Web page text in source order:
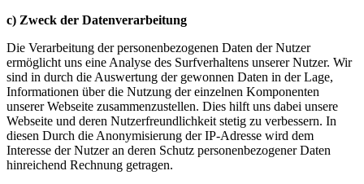
c) Zweck der Datenverarbeitung
Die Verarbeitung der personenbezogenen Daten der Nutzer
ermöglicht uns eine Analyse des Surfverhaltens unserer Nutzer. Wir
sind in durch die Auswertung der gewonnen Daten in der Lage,
Informationen über die Nutzung der einzelnen Komponenten
unserer Webseite zusammenzustellen. Dies hilft uns dabei unsere
Webseite und deren Nutzerfreundlichkeit stetig zu verbessern. In
diesen Durch die Anonymisierung der IP-Adresse wird dem
Interesse der Nutzer an deren Schutz personenbezogener Daten
hinreichend Rechnung getragen.